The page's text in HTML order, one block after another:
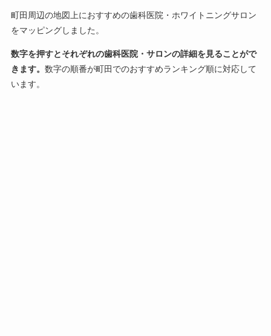
町田周辺の地図上におすすめの歯科医院・ホワイトニングサロン
をマッピングしました。
数字を押すとそれぞれの歯科医院・サロンの詳細を見ることがで
きます。 数字の順番が町田でのおすすめランキング順に対応して
います。